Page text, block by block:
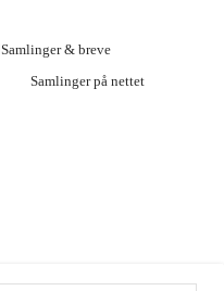
Samlinger & breve
Samlinger på nettet